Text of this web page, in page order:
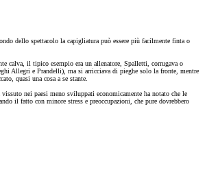
dello spettacolo la capigliatura può essere più facilmente finta o
calva, il tipico esempio era un allenatore, Spalletti, corrugava o
Allegri e Prandelli), ma si arricciava di pieghe solo la fronte, mentre
quasi una cosa a se stante.
vissuto nei paesi meno sviluppati economicamente ha notato che le
il fatto con minore stress e preoccupazioni, che pure dovrebbero